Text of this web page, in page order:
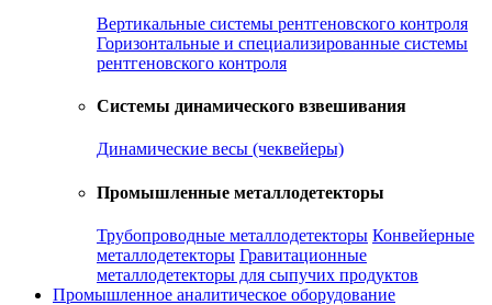
Вертикальные системы рентгеновского контроля
Горизонтальные и специализированные системы
рентгеновского контроля
Системы динамического взвешивания
Динамические весы (чеквейеры)
Промышленные металлодетекторы
Трубопроводные металлодетекторы Конвейерные
металлодетекторы Гравитационные
металлодетекторы для сыпучих продуктов
Промышленное аналитическое оборудование